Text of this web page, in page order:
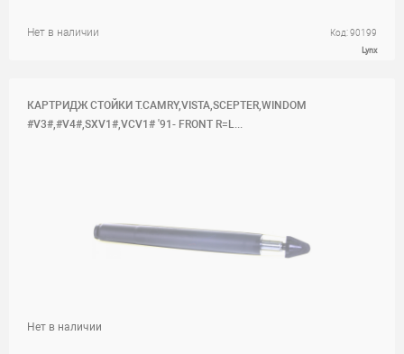
Нет в наличии Код: 90199
Lynx
КАРТРИДЖ СТОЙКИ T.CAMRY,VISTA,SCEPTER,WINDOM
#V3#,#V4#,SXV1#,VCV1# '91- FRONT R=L...
Нет в наличии